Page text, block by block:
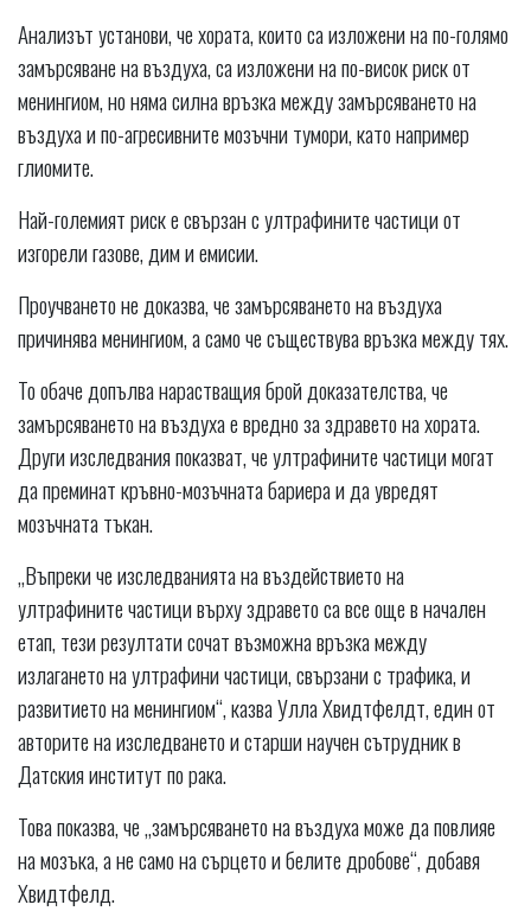
Анализът установи, че хората, които са изложени на по-голямо
замърсяване на въздуха, са изложени на по-висок риск от
менингиом, но няма силна връзка между замърсяването на
въздуха и по-агресивните мозъчни тумори, като например
глиомите.
Най-големият риск е свързан с ултрафините частици от
изгорели газове, дим и емисии.
Проучването не доказва, че замърсяването на въздуха
причинява менингиом, а само че съществува връзка между тях.
То обаче допълва нарастващия брой доказателства, че
замърсяването на въздуха е вредно за здравето на хората.
Други изследвания показват, че ултрафините частици могат
да преминат кръвно-мозъчната бариера и да увредят
мозъчната тъкан.
„Въпреки че изследванията на въздействието на
ултрафините частици върху здравето са все още в начален
етап, тези резултати сочат възможна връзка между
излагането на ултрафини частици, свързани с трафика, и
развитието на менингиом“, казва Улла Хвидтфелдт, един от
авторите на изследването и старши научен сътрудник в
Датския институт по рака.
Това показва, че „замърсяването на въздуха може да повлияе
на мозъка, а не само на сърцето и белите дробове“, добавя
Хвидтфелд.